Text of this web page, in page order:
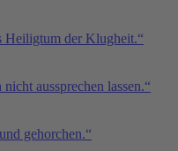
Heiligtum der Klugheit.“
aussprechen lassen.“
gehorchen.“